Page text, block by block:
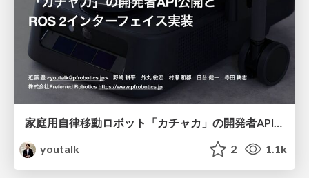
youtalk
2 1.1k